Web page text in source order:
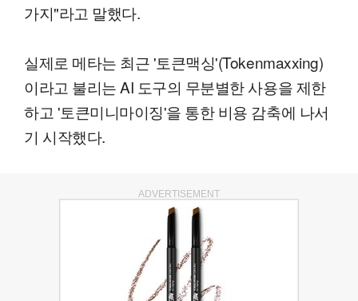
가지"라고 말했다.
실제로 메타는 최근 '토큰맥싱'(Tokenmaxxing)
이라고 불리는 AI 도구의 무분별한 사용을 제한
하고 '토큰미니마이징'을 통한 비용 감축에 나서
기 시작했다.
ADVERTISEMENT